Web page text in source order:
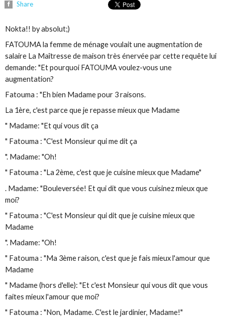
Share
Nokta!! by absolut;)
FATOUMA la femme de ménage voulait une augmentation de
salaire La Maîtresse de maison très énervée par cette requête lui
demande: "Et pourquoi FATOUMA voulez-vous une
augmentation?
Fatouma : "Eh bien Madame pour 3 raisons.
La 1ère, c'est parce que je repasse mieux que Madame
" Madame: "Et qui vous dit ça
" Fatouma : "C'est Monsieur qui me dit ça
". Madame: "Oh!
" Fatouma : "La 2ème, c'est que je cuisine mieux que Madame"
. Madame: "Bouleversée! Et qui dit que vous cuisinez mieux que
moi?
" Fatouma : "C'est Monsieur qui dit que je cuisine mieux que
Madame
". Madame: "Oh!
" Fatouma : "Ma 3ème raison, c'est que je fais mieux l'amour que
Madame
" Madame (hors d'elle): "Et c'est Monsieur qui vous dit que vous
faites mieux l'amour que moi?
" Fatouma : "Non, Madame. C'est le jardinier, Madame!"